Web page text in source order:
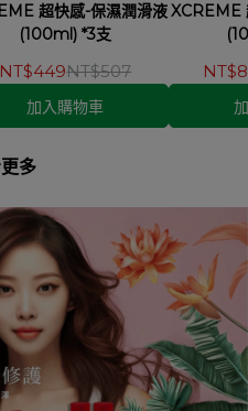
超快感-保濕潤滑液
(100ml) *3支
NT$449NT$507
加入購物車
XCREME
多